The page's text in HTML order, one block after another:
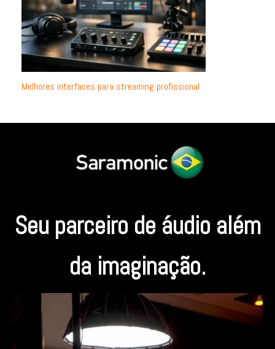
Melhores interfaces para streaming profissional
Seu parceiro de áudio além
da imaginação.